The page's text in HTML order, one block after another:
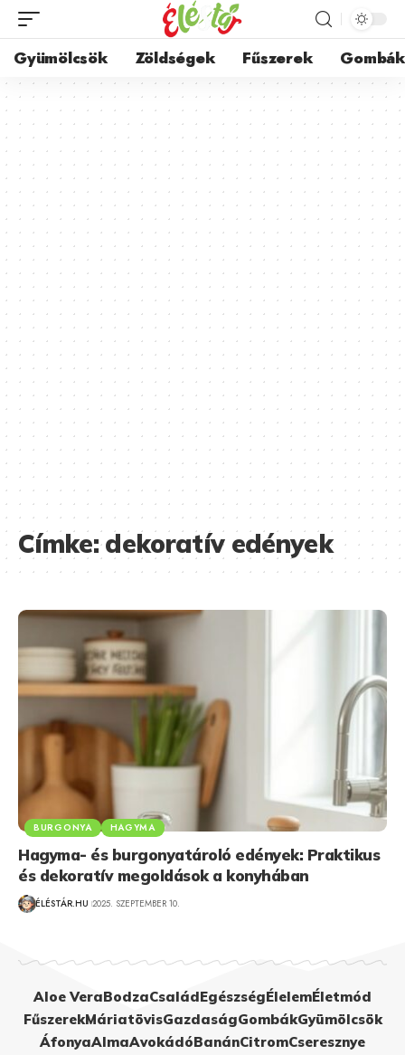
Gyümölcsök Zöldségek Fűszerek Gombák
Címke:dekoratív edények
BURGONYA HAGYMA
Hagyma- és burgonyatároló edények: Praktikus
és dekoratív megoldások a konyhában
ÉLÉSTÁR.HU 2025. SZEPTEMBER 10.
Aloe VeraBodzaCsaládEgészségÉlelemÉletmód
FűszerekMáriatövisGazdaságGombákGyümölcsök
ÁfonyaAlmaAvokádóBanánCitromCseresznye